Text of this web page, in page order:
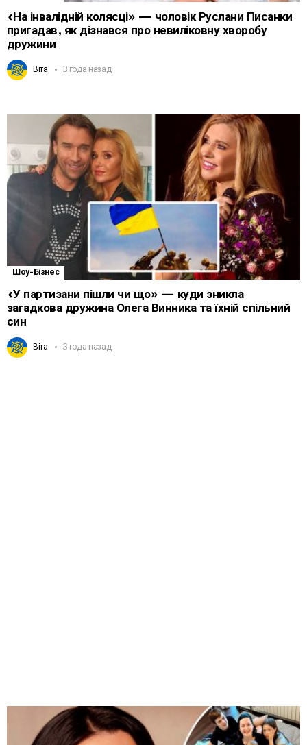
«На інвалідній колясці» — чоловік Руслани Писанки
пригадав, як дізнався про невиліковну хворобу
дружини
Віта 3 года назад
Шоу-Бізнес
«У партизани пішли чи що» — куди зникла
загадкова дружина Олега Винника та їхній спільний
син
Віта 3 года назад